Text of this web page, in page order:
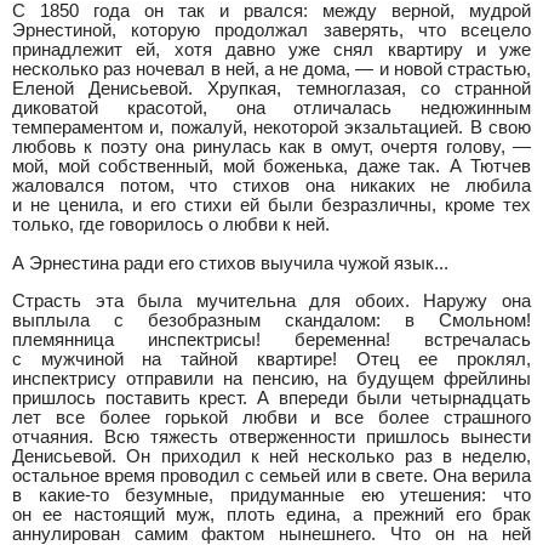
С 1850 года он так и рвался: между верной, мудрой
Эрнестиной, которую продолжал заверять, что всецело
принадлежит ей, хотя давно уже снял квартиру и уже
несколько раз ночевал в ней, а не дома, — и новой страстью,
Еленой Денисьевой. Хрупкая, темноглазая, со странной
диковатой красотой, она отличалась недюжинным
темпераментом и, пожалуй, некоторой экзальтацией. В свою
любовь к поэту она ринулась как в омут, очертя голову, —
мой, мой собственный, мой боженька, даже так. А Тютчев
жаловался потом, что стихов она никаких не любила
и не ценила, и его стихи ей были безразличны, кроме тех
только, где говорилось о любви к ней.
А Эрнестина ради его стихов выучила чужой язык...
Страсть эта была мучительна для обоих. Наружу она
выплыла с безобразным скандалом: в Смольном!
племянница инспектрисы! беременна! встречалась
с мужчиной на тайной квартире! Отец ее проклял,
инспектрису отправили на пенсию, на будущем фрейлины
пришлось поставить крест. А впереди были четырнадцать
лет все более горькой любви и все более страшного
отчаяния. Всю тяжесть отверженности пришлось вынести
Денисьевой. Он приходил к ней несколько раз в неделю,
остальное время проводил с семьей или в свете. Она верила
в какие-то безумные, придуманные ею утешения: что
он ее настоящий муж, плоть едина, а прежний его брак
аннулирован самим фактом нынешнего. Что он на ней